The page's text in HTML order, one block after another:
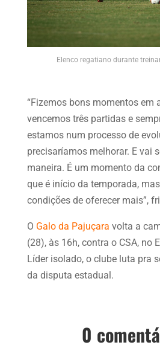
Elenco regatiano durante
“Fizemos bons momentos em
vencemos três partidas e
estamos num processo de
precisaríamos melhorar. E vai
maneira. É um momento da
que é início da temporada,
condições de oferecer mais”,
O Galo da Pajuçara volta a
(28), às 16h, contra o CSA, no
Líder isolado, o clube luta pra
da disputa estadual.
0